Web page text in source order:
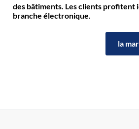
des bâtiments. Les clients profitent
branche électronique.
la